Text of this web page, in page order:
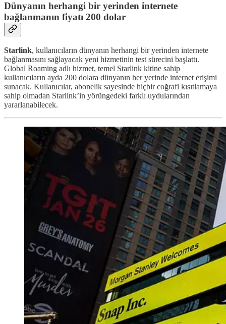
Dünyanın herhangi bir yerinden internete
bağlanmanın fiyatı 200 dolar
Starlink, kullanıcıların dünyanın herhangi bir yerinden internete
bağlanmasını sağlayacak yeni hizmetinin test sürecini başlattı.
Global Roaming adlı hizmet, temel Starlink kitine sahip
kullanıcıların ayda 200 dolara dünyanın her yerinde internet erişimi
sunacak. Kullanıcılar, abonelik sayesinde hiçbir coğrafi kısıtlamaya
sahip olmadan Starlink’in yörüngedeki farklı uydularından
yararlanabilecek.